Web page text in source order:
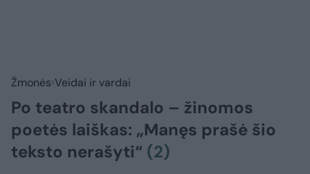
Žmonės Veidai ir vardai
Po teatro skandalo – žinomos
poetės laiškas: „Manęs prašė šio
teksto nerašyti“ (2)